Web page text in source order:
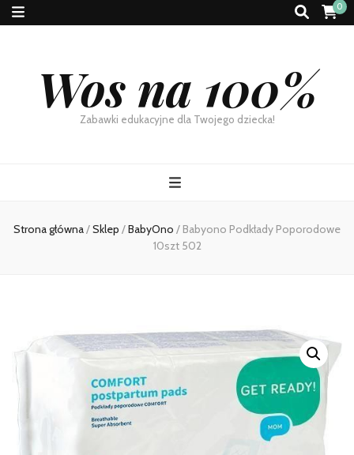
0
Wos na 100%
Zabawki edukacyjne dla Twojego dziecka!
Strona główna/Sklep /BabyOno / Babyono Podkłady Poporodowe
10szt 502